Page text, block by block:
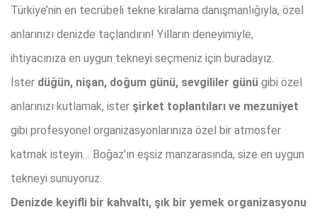
Türkiye’nin en tecrübeli tekne kiralama danışmanlığıyla, özel
anlarınızı denizde taçlandırın! Yılların deneyimiyle,
ihtiyacınıza en uygun tekneyi seçmeniz için buradayız.
İster düğün, nişan, doğum günü, sevgililer günü gibi özel
anlarınızı kutlamak, ister şirket toplantıları ve mezuniyet
gibi profesyonel organizasyonlarınıza özel bir atmosfer
katmak isteyin… Boğaz’ın eşsiz manzarasında, size en uygun
tekneyi sunuyoruz.
Denizde keyifli bir kahvaltı, şık bir yemek organizasyonu